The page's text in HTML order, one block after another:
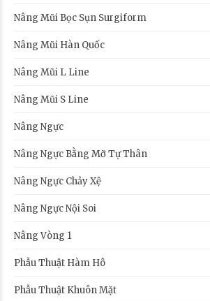
Nâng Mũi Bọc Sụn Surgiform
Nâng Mũi Hàn Quốc
Nâng Mũi L Line
Nâng Mũi S Line
Nâng Ngực
Nâng Ngực Bằng Mỡ Tự Thân
Nâng Ngực Chảy Xệ
Nâng Ngực Nội Soi
Nâng Vòng 1
Phẫu Thuật Hàm Hô
Phẫu Thuật Khuôn Mặt